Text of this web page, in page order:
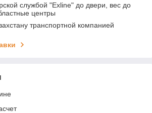
службой "Exline" до двери, вес до
центры
транспортной компанией